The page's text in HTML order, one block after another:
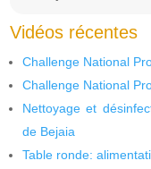
Vidéos récentes
Challenge National
Challenge National
Nettoyage et
de Bejaia
Table ronde: